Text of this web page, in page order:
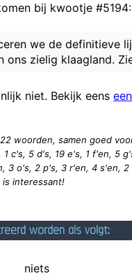
was gisteren eergisteren
sowieso neit kunnen
schrijven.
dat het verslaan van IS
John Denver beginnen zinge
Weezelkack!
in Frankrijk... inexistant dus
Geej se lèllike voel hod!
bij kwootje #5194:
we de definitieve
ons zielig klaagland.
niet. Bekijk eens
woorden, samen goed
1 c's, 5 d's, 19 e's, 1 f'en, 5
3 o's, 2 p's, 3 r'en, 4 s'en,
is interessant!
worden als volgt:
niets